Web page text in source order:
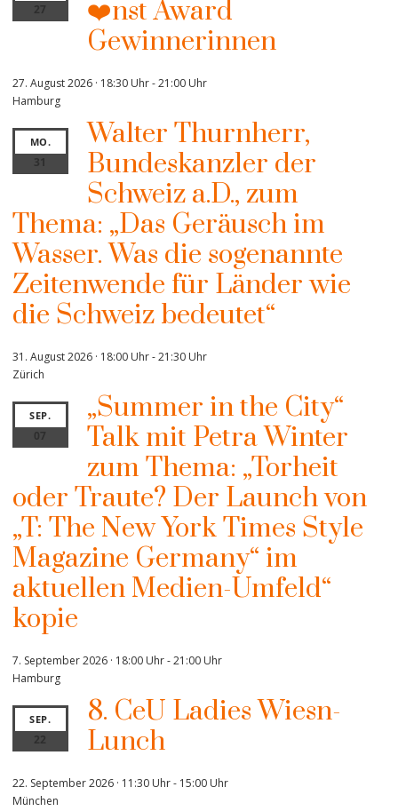
27
❤️nst Award
Gewinnerinnen
27. August 2026 · 18:30 Uhr-21:00 Uhr
Hamburg
MO.
31
Walter Thurnherr,
Bundeskanzler der
Schweiz a.D., zum
Thema: „Das Geräusch im
Wasser. Was die sogenannte
Zeitenwende für Länder wie
die Schweiz bedeutet“
31. August 2026 · 18:00 Uhr-21:30 Uhr
Zürich
SEP.
07
„Summer in the City“
Talk mit Petra Winter
zum Thema: „Torheit
oder Traute? Der Launch von
„T: The New York Times Style
Magazine Germany“ im
aktuellen Medien-Umfeld“
kopie
7. September 2026 · 18:00 Uhr-21:00 Uhr
Hamburg
SEP.
22
8. CeU Ladies Wiesn-
Lunch
22. September 2026 · 11:30 Uhr- 15:00 Uhr
München